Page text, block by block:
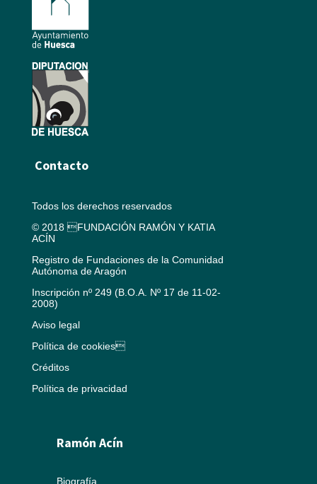
Contacto
Todos los derechos reservados
© 2018 FUNDACIÓN RAMÓN Y KATIA
ACÍN
Registro de Fundaciones de la Comunidad
Autónoma de Aragón
Inscripción nº 249 (B.O.A. Nº 17 de 11-02-
2008)
Aviso legal
Política de cookies
Créditos
Política de privacidad
Ramón Acín
Biografía